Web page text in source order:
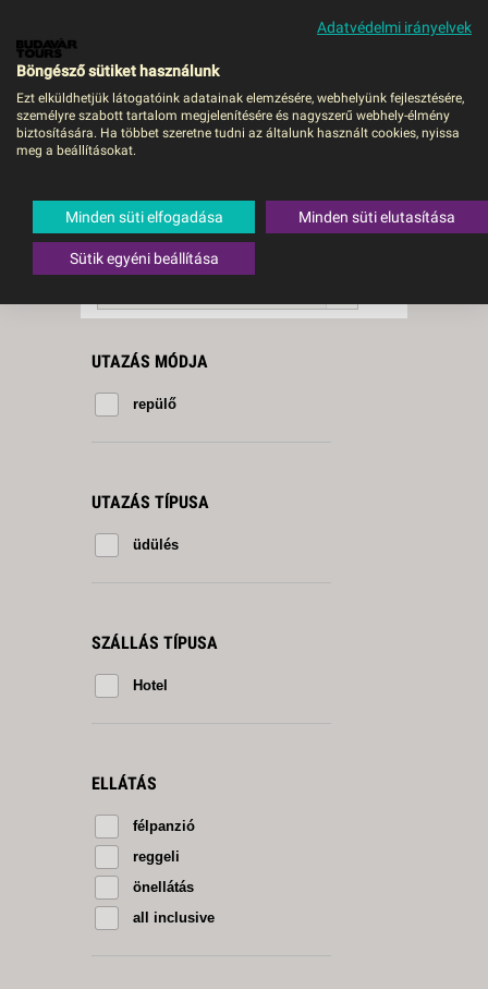
MENÜ
St. Paul's Bay
megfelelő utazásttaláltunk.
A keresővel tovább szűkítheti a
találati listát!
RENDEZÉS:
UTAZÁS MÓDJA
repülő
UTAZÁS TÍPUSA
üdülés
SZÁLLÁS TÍPUSA
Hotel
ELLÁTÁS
félpanzió
reggeli
önellátás
all inclusive
Adatvédelmi irányelvek
Böngésző sütiket használunk
Ezt elküldhetjük látogatóink adatainak elemzésére, webhelyünk fejlesztésére,
személyre szabott tartalom megjelenítésére és nagyszerű webhely-élmény
biztosítására. Ha többet szeretne tudni az általunk használt cookies, nyissa
meg a beállításokat.
Minden süti elfogadása Minden süti elutasítása
Sütik egyéni beállítása